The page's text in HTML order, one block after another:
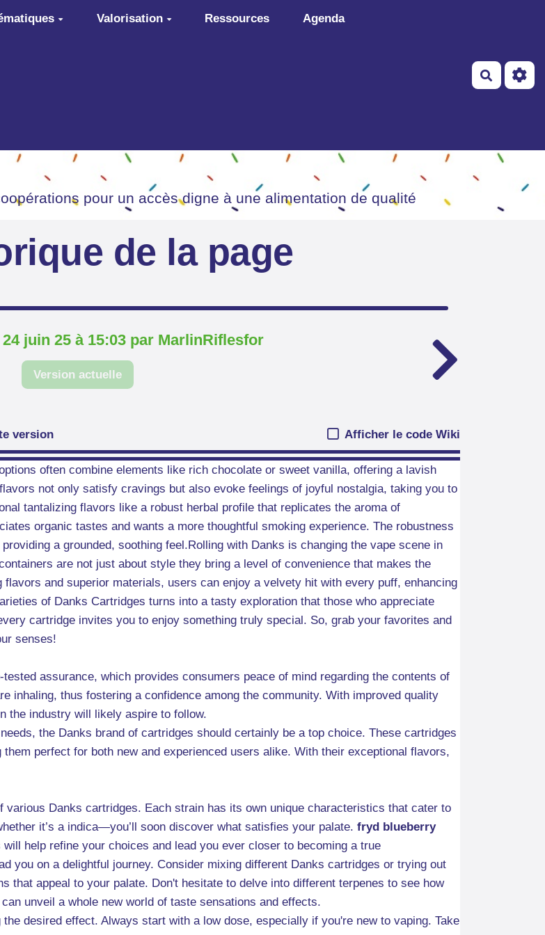
Valorisation Ressources Agenda
pour un accès digne à une alimentation de qualité
de la page
juin 25 à 15:03 par MarlinRiflesfor
Version actuelle
version Afficher le code Wiki